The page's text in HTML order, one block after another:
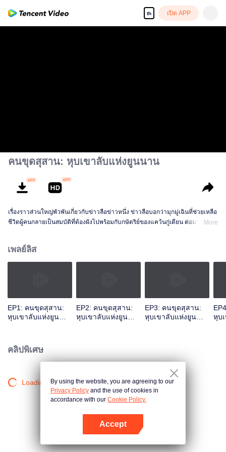
th เปิด APP
คนขุดสุสาน: หุบเขาลับแห่งยูนนาน
เรื่องราวส่วนใหญ่พัวพันเกี่ยวกับข่าวลือข่าวหนึ่ง ข่าวลือบอกว่ามุกมู่เฉินที่ช่วยเหลือ
ชีวิตผู้คนกลายเป็นสมบัติที่ต้องฝังไปพร้อมกับกษัตริย์ของแคว้นกู่เตียน ต่อมาโมจิน
More
เพลย์ลิส
EP1: คนขุดสุสาน:
หุบเขาลับแห่งยูน
EP2: คนขุดสุสาน:
หุบเขาลับแห่งยูน
EP3: คนขุดสุสาน:
หุบเขาลับแห่งยูน
หุบ
คลิปพิเศษ
Loading…By using the website, you are agreeing to our
Privacy Policy and the use of cookies in
accordance with our Cookie Policy.
Accept